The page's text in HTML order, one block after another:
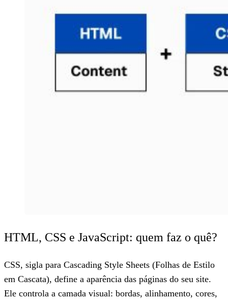
HTML, CSS e JavaScript: quem faz o quê?
CSS, sigla para Cascading Style Sheets (Folhas de Estilo
em Cascata), define a aparência das páginas do seu site.
Ele controla a camada visual: bordas, alinhamento, cores,